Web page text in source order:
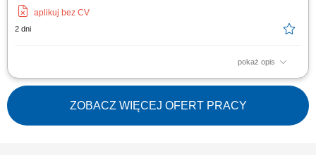
aplikuj bez CV
2 dni
pokaż opis
Kompleksowa obsługa klientów w zakresie sprzedaży, zakupu oraz
wynajmu nieruchomości. Aktywne pozyskiwanie nowych ofert i
budowanie własnej bazy klientów. Organizowanie oraz prowadzenie
prezentacji nieruchomości. Koordynowanie procesu transakcyjnego i
współpraca ze specjalistami...
ZOBACZ WIĘCEJ OFERT PRACY